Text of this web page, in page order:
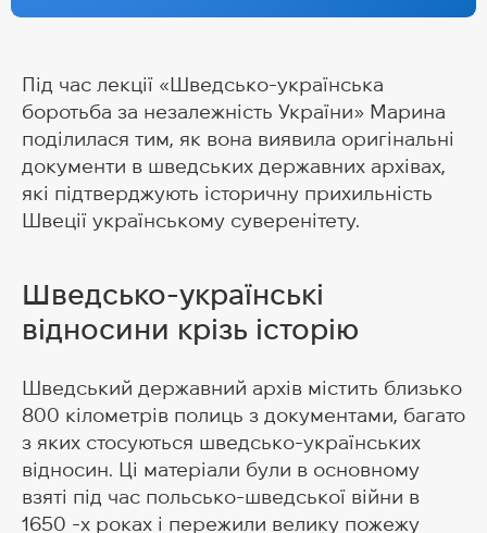
Під час лекції «Шведсько-українська
боротьба за незалежність України» Марина
поділилася тим, як вона виявила оригінальні
документи в шведських державних архівах,
які підтверджують історичну прихильність
Швеції українському суверенітету.
Шведсько-українські
відносини крізь історію
Шведський державний архів містить близько
800 кілометрів полиць з документами, багато
з яких стосуються шведсько-українських
відносин. Ці матеріали були в основному
взяті під час польсько-шведської війни в
1650 -х роках і пережили велику пожежу